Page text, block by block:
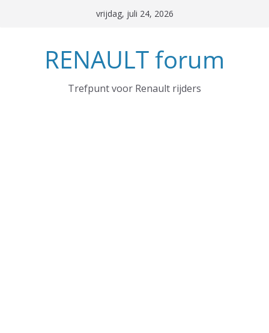
vrijdag, juli 24, 2026
RENAULT forum
Trefpunt voor Renault rijders